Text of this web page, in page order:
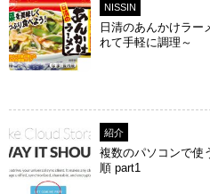
NISSIN
日清のあんかけラー
れて手軽に調理～
紹介
複数のパソコンで使
順 part1